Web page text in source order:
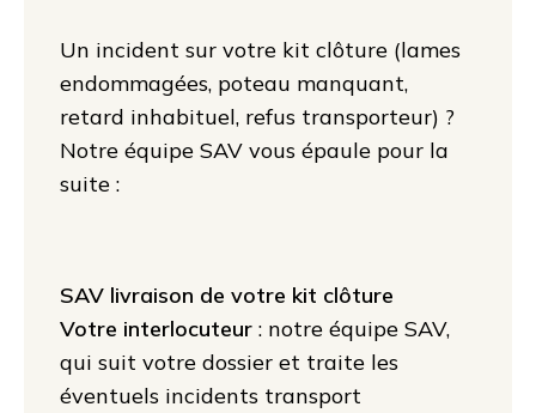
Un incident sur votre kit clôture (lames
endommagées, poteau manquant,
retard inhabituel, refus transporteur) ?
Notre équipe SAV vous épaule pour la
suite :
SAV livraison de votre kit clôture
Votre interlocuteur : notre équipe SAV,
qui suit votre dossier et traite les
éventuels incidents transport